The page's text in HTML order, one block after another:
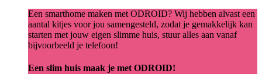
Een smarthome maken met ODROID? Wij hebben alvast een
aantal kitjes voor jou samengesteld, zodat je gemakkelijk kan
starten met jouw eigen slimme huis, stuur alles aan vanaf
bijvoorbeeld je telefoon!
Een slim huis maak je met ODROID!